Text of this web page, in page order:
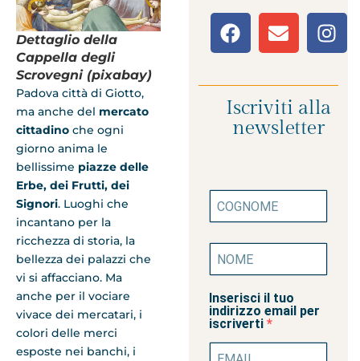
Dettaglio della
Cappella degli
Scrovegni (pixabay)
Padova città di Giotto,
ma anche del mercato
cittadino che ogni
giorno anima le
bellissime piazze delle
Erbe, dei Frutti, dei
Signori. Luoghi che
incantano per la
ricchezza di storia, la
bellezza dei palazzi che
vi si affacciano. Ma
anche per il vociare
vivace dei mercatari, i
colori delle merci
esposte nei banchi, i
Iscriviti alla
newsletter
Inserisci il tuo
indirizzo email per
iscriverti